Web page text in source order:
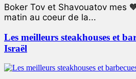
Boker Tov et Shavouatov mes
matin au coeur de la...
Les meilleurs steakhouses et
Israël